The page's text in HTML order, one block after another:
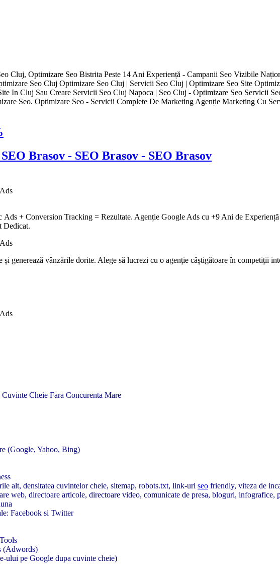
Brasov - SEO Brasov - SEO Brasov
+ Conversion Tracking = Rezultate. Agenție Google Ads cu +9 Ani de
Dedicat.
generează vânzările dorite. Alege să lucrezi cu o agenție câștigătoare în competiții
Cheie Fara Concurenta Mare
(Google, Yahoo, Bing)
alt, densitatea cuvintelor cheie, sitemap, robots.txt, link-uri seo friendly, viteza de
web, directoare articole, directoare video, comunicate de presa, bloguri,
Facebook si Twitter
(Adwords)
ului pe Google dupa cuvinte cheie)